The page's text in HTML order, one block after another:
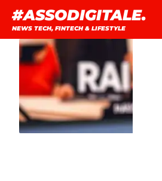
contenuto
#ASSODIGITALE.
NEWS TECH, FINTECH & LIFESTYLE